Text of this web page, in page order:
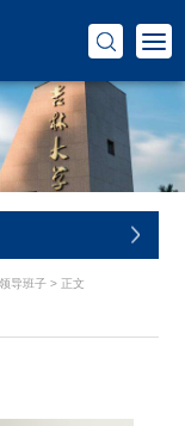
领导班子> 正文